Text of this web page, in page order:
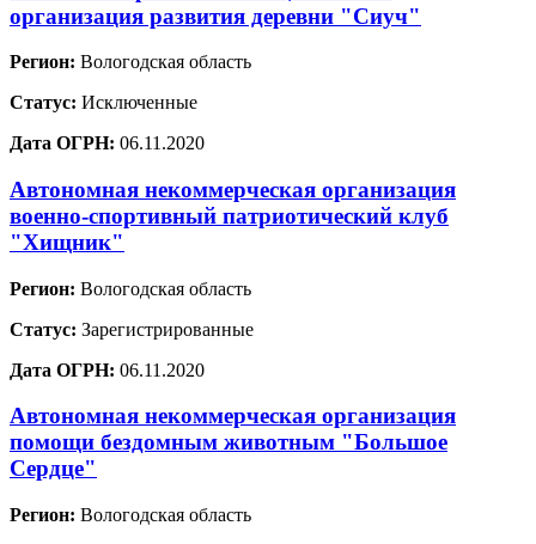
организация развития деревни "Сиуч"
Регион: Вологодская область
Статус: Исключенные
Дата ОГРН: 06.11.2020
Автономная некоммерческая организация
военно-спортивный патриотический клуб
"Хищник"
Регион: Вологодская область
Статус: Зарегистрированные
Дата ОГРН: 06.11.2020
Автономная некоммерческая организация
помощи бездомным животным "Большое
Сердце"
Регион: Вологодская область